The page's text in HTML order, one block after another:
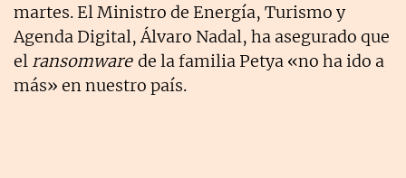
martes. El Ministro de Energía, Turismo y
Agenda Digital, Álvaro Nadal, ha asegurado que
el ransomware de la familia Petya «no ha ido a
más» en nuestro país.